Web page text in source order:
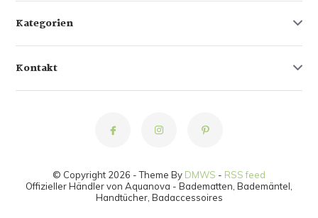
Kategorien
Kontakt
© Copyright 2026 - Theme By DMWS - RSS feed
Offizieller Händler von Aquanova - Badematten, Bademäntel,
Handtücher, Badaccessoires